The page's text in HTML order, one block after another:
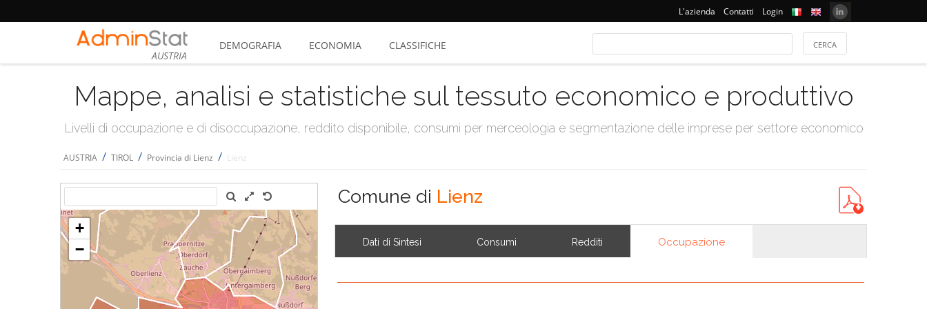
L'azienda Contatti Login
AUSTRIA
DEMOGRAFIA ECONOMIA CLASSIFICHE
Mappe, analisi e statistiche sul tessuto economico e produttivo
Livelli di occupazione e di disoccupazione, reddito disponibile, consumi per merceologia e segmentazione delle imprese per settore economico
AUSTRIA / TIROL / Provincia di Lienz / Lienz
Comune di Lienz
Dati di Sintesi Consumi Redditi Occupazione